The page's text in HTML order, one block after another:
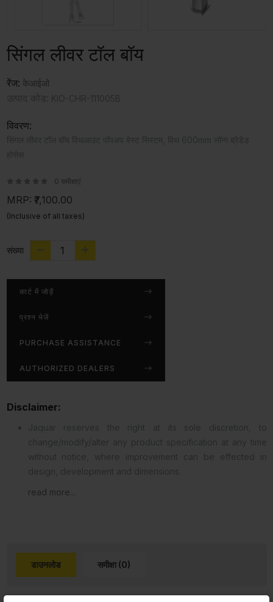
सिंगल लीवर टॉल बॉय
रेंज: केआईओ
विवरण:
0 समीक्षाएं
MRP: ₹7,100.00
(Inclusive of all taxes)
संख्या
कार्ट में जोड़ें
प्रश्न भेजें
PURCHASE ASSISTANCE
AUTHORIZED DEALERS
Disclaimer:
read more...
डाउनलोड समीक्षा (0)